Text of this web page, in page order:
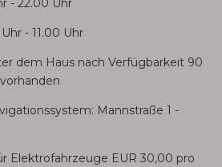
- 22.00 Uhr
- 11.00 Uhr
dem Haus nach Verfügbarkeit 90
Mannstraße 1 -
Elektrofahrzeuge EUR 30,00 pro